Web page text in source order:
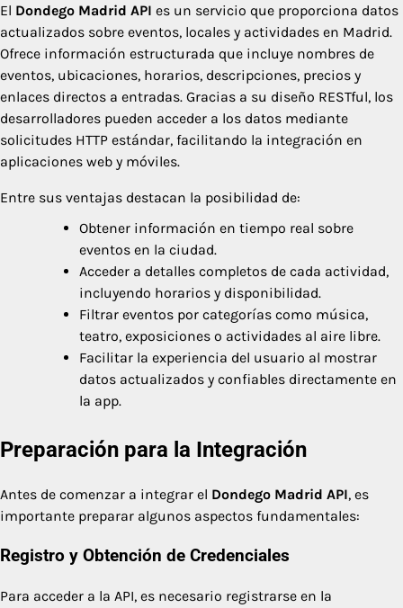
El Dondego Madrid API es un servicio que proporciona datos
actualizados sobre eventos, locales y actividades en Madrid.
Ofrece información estructurada que incluye nombres de
eventos, ubicaciones, horarios, descripciones, precios y
enlaces directos a entradas. Gracias a su diseño RESTful, los
desarrolladores pueden acceder a los datos mediante
solicitudes HTTP estándar, facilitando la integración en
aplicaciones web y móviles.
Entre sus ventajas destacan la posibilidad de:
Obtener información en tiempo real sobre
eventos en la ciudad.
Acceder a detalles completos de cada actividad,
incluyendo horarios y disponibilidad.
Filtrar eventos por categorías como música,
teatro, exposiciones o actividades al aire libre.
Facilitar la experiencia del usuario al mostrar
datos actualizados y confiables directamente en
la app.
Preparación para la Integración
Antes de comenzar a integrar el Dondego Madrid API, es
importante preparar algunos aspectos fundamentales:
Registro y Obtención de Credenciales
Para acceder a la API, es necesario registrarse en la